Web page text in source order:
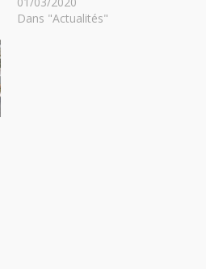
Dans "Actualités"